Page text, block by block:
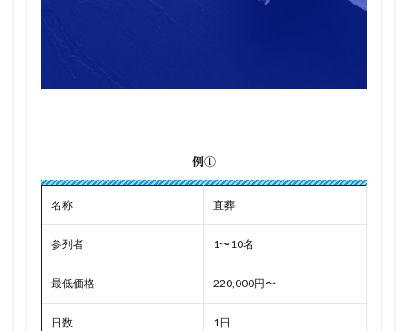
例①
名称 直葬
参列者 1〜10名
最低価格 220,000円〜
日数 1日